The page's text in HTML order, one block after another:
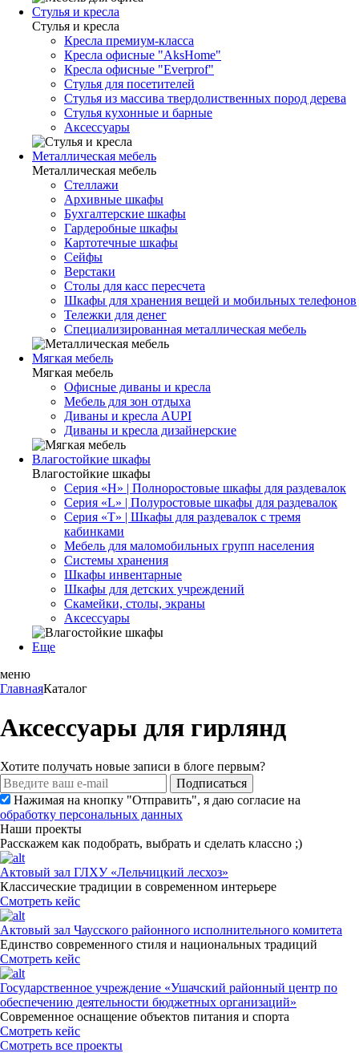
Стулья и кресла
Стулья и кресла
Кресла премиум-класса
Кресла офисные "AksHome"
Кресла офисные "Everprof"
Стулья для посетителей
Стулья из массива твердолиственных пород дерева
Стулья кухонные и барные
Аксессуары
Металлическая мебель
Металлическая мебель
Стеллажи
Архивные шкафы
Бухгалтерские шкафы
Гардеробные шкафы
Картотечные шкафы
Сейфы
Верстаки
Столы для касс пересчета
Шкафы для хранения вещей и мобильных телефонов
Тележки для денег
Специализированная металлическая мебель
Мягкая мебель
Мягкая мебель
Офисные диваны и кресла
Мебель для зон отдыха
Диваны и кресла AUPI
Диваны и кресла дизайнерские
Влагостойкие шкафы
Влагостойкие шкафы
Серия «H» | Полноростовые шкафы для раздевалок
Серия «L» | Полуростовые шкафы для раздевалок
Серия «T» | Шкафы для раздевалок с тремя
кабинками
Мебель для маломобильных групп населения
Системы хранения
Шкафы инвентарные
Шкафы для детских учреждений
Скамейки, столы, экраны
Аксессуары
Еще
меню
ГлавнаяКаталог
Аксессуары для гирлянд
Хотите получать новые записи в блоге первым?
Подписаться
Нажимая на кнопку "Отправить", я даю согласие на
обработку персональных данных
Наши проекты
Расскажем как подобрать, выбрать и сделать классно ;)
Актовый зал ГЛХУ «Лельчицкий лесхоз»
Классические традиции в современном интерьере
Смотреть кейс
Актовый зал Чаусского районного исполнительного комитета
Единство современного стиля и национальных традиций
Смотреть кейс
Государственное учреждение «Ушачский районный центр по
обеспечению деятельности бюджетных организаций»
Современное оснащение объектов питания и спорта
Смотреть кейс
Смотреть все проекты